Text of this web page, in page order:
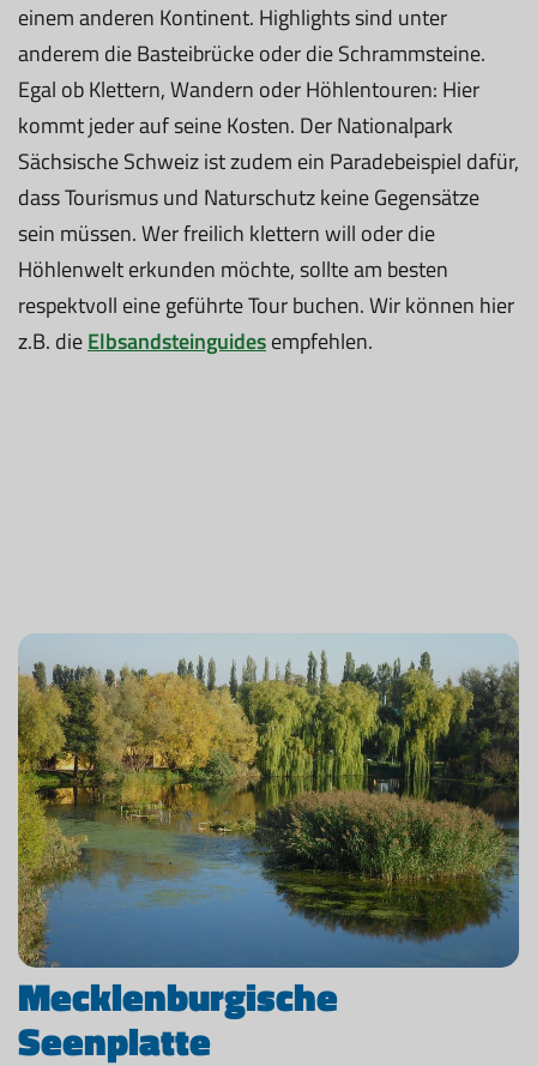
einem anderen Kontinent. Highlights sind unter
anderem die Basteibrücke oder die Schrammsteine.
Egal ob Klettern, Wandern oder Höhlentouren: Hier
kommt jeder auf seine Kosten. Der Nationalpark
Sächsische Schweiz ist zudem ein Paradebeispiel dafür,
dass Tourismus und Naturschutz keine Gegensätze
sein müssen. Wer freilich klettern will oder die
Höhlenwelt erkunden möchte, sollte am besten
respektvoll eine geführte Tour buchen. Wir können hier
z.B. dieElbsandsteinguidesempfehlen.
Mecklenburgische
Seenplatte